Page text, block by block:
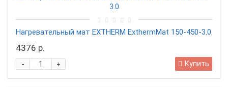
Нагревательный мат EXTHERM ExthermMat 150-450-3.0
4376 р.
+
- Купить